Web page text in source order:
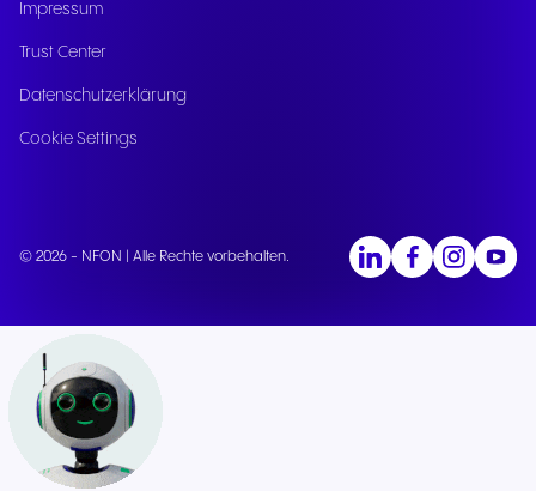
Impressum
Trust Center
Datenschutzerklärung
Cookie Settings
© 2026 - NFON | Alle Rechte vorbehalten.